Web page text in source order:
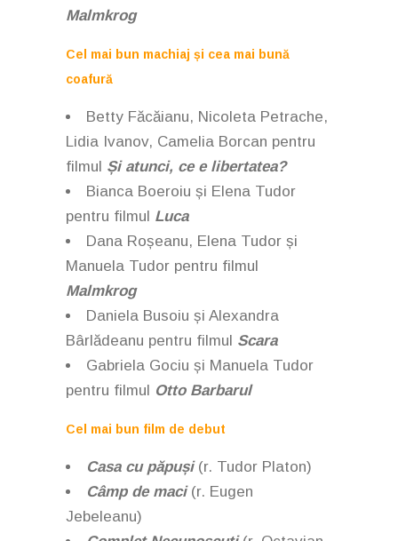
Malmkrog
Cel mai bun machiaj și cea mai bună
coafură
Betty Făcăianu, Nicoleta Petrache,
Lidia Ivanov, Camelia Borcan pentru
filmul Și atunci, ce e libertatea?
Bianca Boeroiu și Elena Tudor
pentru filmul Luca
Dana Roșeanu, Elena Tudor și
Manuela Tudor pentru filmul
Malmkrog
Daniela Busoiu și Alexandra
Bârlădeanu pentru filmul Scara
Gabriela Gociu și Manuela Tudor
pentru filmul Otto Barbarul
Cel mai bun film de debut
Casa cu păpuși (r. Tudor Platon)
Câmp de maci (r. Eugen
Jebeleanu)